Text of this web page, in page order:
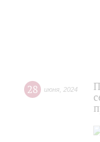
28 июня 2024